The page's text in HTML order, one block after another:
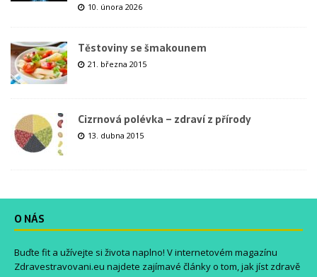
10. února 2026
Těstoviny se šmakounem
21. března 2015
Cizrnová polévka – zdraví z přírody
13. dubna 2015
O NÁS
Buďte fit a užívejte si života naplno! V internetovém magazínu
Zdravestravovani.eu najdete zajímavé články o tom, jak jíst zdravě